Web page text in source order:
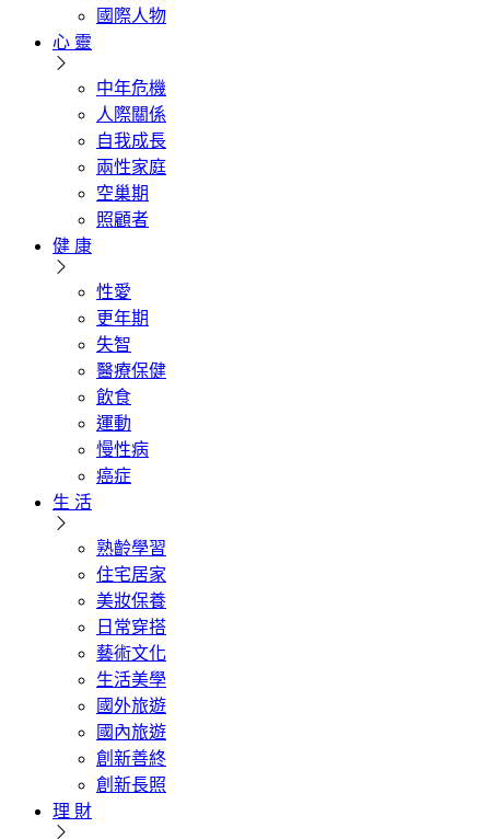
國際人物
心 靈
中年危機
人際關係
自我成長
兩性家庭
空巢期
照顧者
健 康
性愛
更年期
失智
醫療保健
飲食
運動
慢性病
癌症
生 活
熟齡學習
住宅居家
美妝保養
日常穿搭
藝術文化
生活美學
國外旅遊
國內旅遊
創新善終
創新長照
理 財